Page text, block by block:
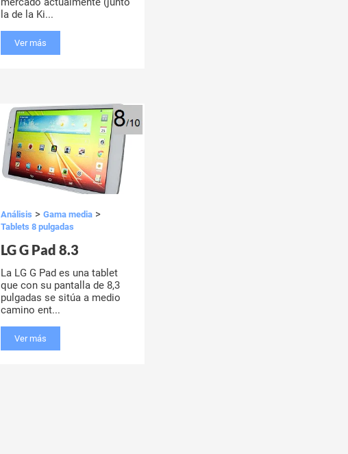
la de la Ki...
Ver más
Análisis > Gama media>
Tablets 8 pulgadas
LG G Pad 8.3
La LG G Pad es una tablet
que con su pantalla de 8,3
pulgadas se sitúa a medio
camino ent...
Ver más